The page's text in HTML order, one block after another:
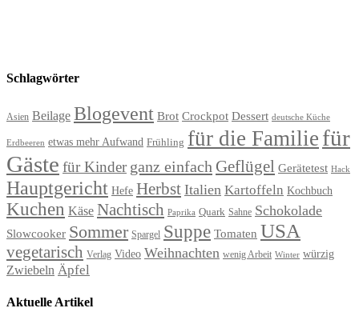
Schlagwörter
Asien Beilage Blogevent Brot Crockpot Dessert deutsche Küche
Erdbeeren etwas mehr Aufwand Frühling für die Familie für
Gäste für Kinder ganz einfach Geflügel Gerätetest Hack
Hauptgericht Hefe Herbst Italien Kartoffeln Kochbuch
Kuchen Käse Nachtisch Paprika Quark Sahne Schokolade
Slowcooker Sommer Spargel Suppe Tomaten USA
vegetarisch Verlag Video Weihnachten wenig Arbeit Winter würzig
Zwiebeln Äpfel
Aktuelle Artikel